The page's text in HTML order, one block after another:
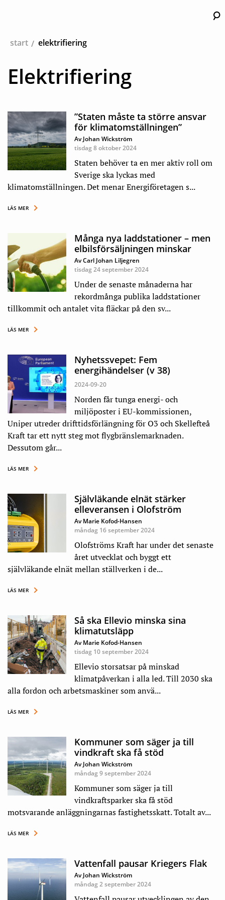
start elektrifiering
Elektrifiering
”Staten måste ta större ansvar
för klimatomställningen”
Av Johan Wickström
tisdag 8 oktober 2024
Staten behöver ta en mer aktiv roll om
Sverige ska lyckas med
klimatomställningen. Det menar Energiföretagen s...
LÄS MER
Många nya laddstationer – men
elbilsförsäljningen minskar
Av Carl Johan Liljegren
tisdag 24 september 2024
Under de senaste månaderna har
rekordmånga publika laddstationer
tillkommit och antalet vita fläckar på den sv...
LÄS MER
Nyhetssvepet: Fem
energihändelser (v 38)
2024-09-20
Norden får tunga energi- och
miljöposter i EU-kommissionen,
Uniper utreder drifttidsförlängning för O3 och Skellefteå
Kraft tar ett nytt steg mot flygbränslemarknaden.
Dessutom går...
LÄS MER
Självläkande elnät stärker
elleveransen i Olofström
Av Marie Kofod-Hansen
måndag 16 september 2024
Olofströms Kraft har under det senaste
året utvecklat och byggt ett
självläkande elnät mellan ställverken i de...
LÄS MER
Så ska Ellevio minska sina
klimatutsläpp
Av Marie Kofod-Hansen
tisdag 10 september 2024
Ellevio storsatsar på minskad
klimatpåverkan i alla led. Till 2030 ska
alla fordon och arbetsmaskiner som anvä...
LÄS MER
Kommuner som säger ja till
vindkraft ska få stöd
Av Johan Wickström
måndag 9 september 2024
Kommuner som säger ja till
vindkraftsparker ska få stöd
motsvarande anläggningarnas fastighetsskatt. Totalt av...
LÄS MER
Vattenfall pausar Kriegers Flak
Av Johan Wickström
måndag 2 september 2024